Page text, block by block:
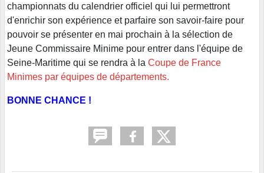
championnats du calendrier officiel qui lui permettront
d'enrichir son expérience et parfaire son savoir-faire pour
pouvoir se présenter en mai prochain à la sélection de
Jeune Commissaire Minime pour entrer dans l'équipe de
Seine-Maritime qui se rendra à la Coupe de France
Minimes par équipes de départements.
BONNE CHANCE !